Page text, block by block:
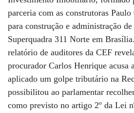
parceria com as construtoras
para construção e administração
Superquadra 311 Norte em
relatório de auditores da CEF
procurador Carlos Henrique acusa
aplicado um golpe tributário na
possibilitou ao parlamentar
como previsto no artigo 2º da Lei